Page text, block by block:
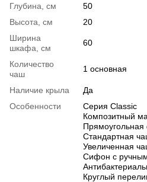
Глубина, см
50
Высота, см
20
Ширина
шкафа, см
60
Количество
чаш
1 основная
Наличие крыла
Да
Особенности
Серия Classic
Композитный
Стандартная
Увеличенная
Сифон с
Круглый